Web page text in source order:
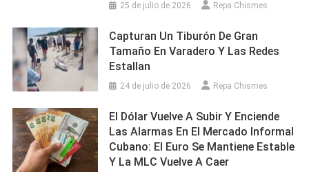
25 de julio de 2026 Repa Chismes
Capturan Un Tiburón De Gran
Tamaño En Varadero Y Las Redes
Estallan
24 de julio de 2026 Repa Chismes
El Dólar Vuelve A Subir Y Enciende
Las Alarmas En El Mercado Informal
Cubano: El Euro Se Mantiene Estable
Y La MLC Vuelve A Caer